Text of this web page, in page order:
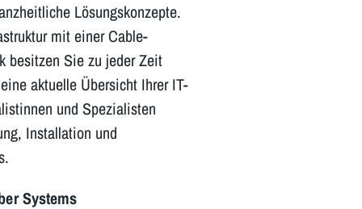
Lösungskonzepte.
mit einer Cable-
besitzen Sie zu jeder Zeit
aktuelle Übersicht Ihrer IT-
und Spezialisten
Installation und
Systems